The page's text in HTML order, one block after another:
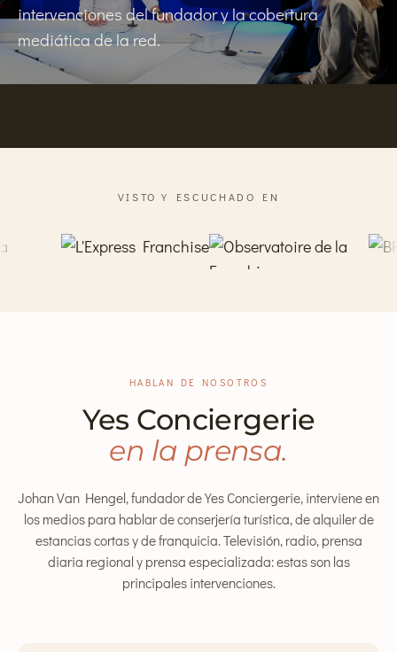
intervenciones del fundador y la cobertura
mediática de la red.
VISTO Y ESCUCHADO EN
HABLAN DE NOSOTROS
Yes Conciergerie
en la prensa.
Johan Van Hengel, fundador de Yes Conciergerie, interviene en
los medios para hablar de conserjería turística, de alquiler de
estancias cortas y de franquicia. Televisión, radio, prensa
diaria regional y prensa especializada: estas son las
principales intervenciones.